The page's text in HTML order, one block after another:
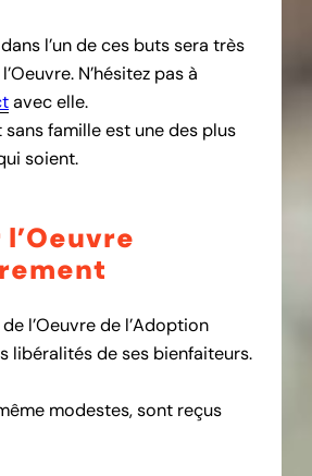
l’un de ces buts sera très
N’hésitez pas à
avec elle.
sans famille est une des plus
soient.
l’Oeuvre de l’Adoption
libéralités de ses bienfaiteurs.
modestes, sont reçus